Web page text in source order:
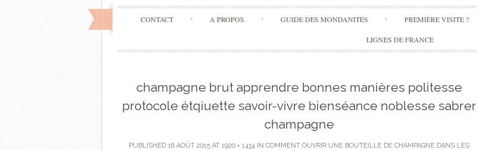
Skip
to
content
CONTACT A PROPOS GUIDE DES MONDANITÉS PREMIÈRE VISITE ?
LIGNES DE FRANCE
champagne brut apprendre bonnes manières politesse
protocole étqiuette savoir-vivre bienséance noblesse sabrer
champagne
PUBLISHED 16 AOÛT 2015 AT 1920 × 1434 IN COMMENT OUVRIR UNE BOUTEILLE DE CHAMPAGNE DANS LES